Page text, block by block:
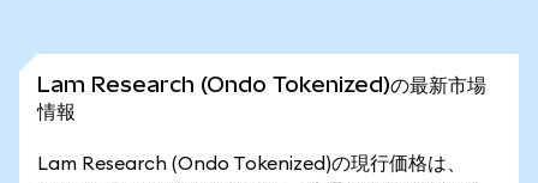
Lam Research (Ondo Tokenized)の最新市場
情報
Lam Research (Ondo Tokenized)の現行価格は、